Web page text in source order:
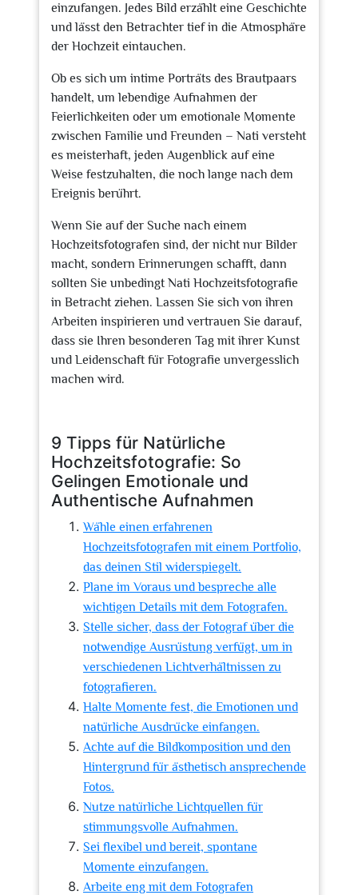
einzufangen. Jedes Bild erzählt eine Geschichte
und lässt den Betrachter tief in die Atmosphäre
der Hochzeit eintauchen.
Ob es sich um intime Porträts des Brautpaars
handelt, um lebendige Aufnahmen der
Feierlichkeiten oder um emotionale Momente
zwischen Familie und Freunden – Nati versteht
es meisterhaft, jeden Augenblick auf eine
Weise festzuhalten, die noch lange nach dem
Ereignis berührt.
Wenn Sie auf der Suche nach einem
Hochzeitsfotografen sind, der nicht nur Bilder
macht, sondern Erinnerungen schafft, dann
sollten Sie unbedingt Nati Hochzeitsfotografie
in Betracht ziehen. Lassen Sie sich von ihren
Arbeiten inspirieren und vertrauen Sie darauf,
dass sie Ihren besonderen Tag mit ihrer Kunst
und Leidenschaft für Fotografie unvergesslich
machen wird.
9 Tipps für Natürliche
Hochzeitsfotografie: So
Gelingen Emotionale und
Authentische Aufnahmen
Wähle einen erfahrenen
Hochzeitsfotografen mit einem Portfolio,
das deinen Stil widerspiegelt.
Plane im Voraus und bespreche alle
wichtigen Details mit dem Fotografen.
Stelle sicher, dass der Fotograf über die
notwendige Ausrüstung verfügt, um in
verschiedenen Lichtverhältnissen zu
fotografieren.
Halte Momente fest, die Emotionen und
natürliche Ausdrücke einfangen.
Achte auf die Bildkomposition und den
Hintergrund für ästhetisch ansprechende
Fotos.
Nutze natürliche Lichtquellen für
stimmungsvolle Aufnahmen.
Sei flexibel und bereit, spontane
Momente einzufangen.
Arbeite eng mit dem Fotografen